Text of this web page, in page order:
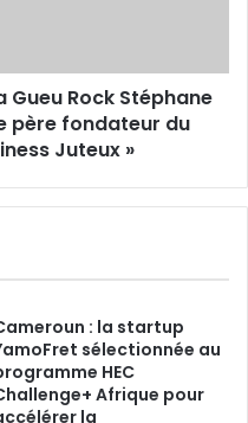
Rock Stéphane
père fondateur du
Juteux »
: la startup
sélectionnée au
HEC
Afrique pour
la